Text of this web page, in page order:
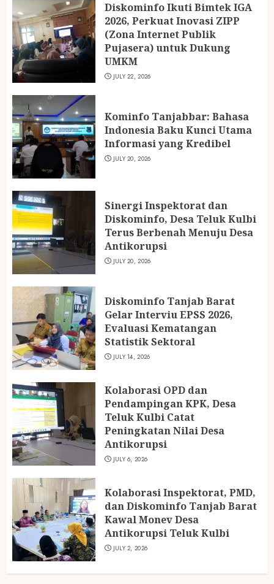
Diskominfo Ikuti Bimtek IGA
2026, Perkuat Inovasi ZIPP
(Zona Internet Publik
Pujasera) untuk Dukung
UMKM
JULY 22, 2026
Kominfo Tanjabbar: Bahasa
Indonesia Baku Kunci Utama
Informasi yang Kredibel
JULY 20, 2026
Sinergi Inspektorat dan
Diskominfo, Desa Teluk Kulbi
Terus Berbenah Menuju Desa
Antikorupsi
JULY 20, 2026
Diskominfo Tanjab Barat
Gelar Interviu EPSS 2026,
Evaluasi Kematangan
Statistik Sektoral
JULY 14, 2026
Kolaborasi OPD dan
Pendampingan KPK, Desa
Teluk Kulbi Catat
Peningkatan Nilai Desa
Antikorupsi
JULY 6, 2026
Kolaborasi Inspektorat, PMD,
dan Diskominfo Tanjab Barat
Kawal Monev Desa
Antikorupsi Teluk Kulbi
JULY 2, 2026